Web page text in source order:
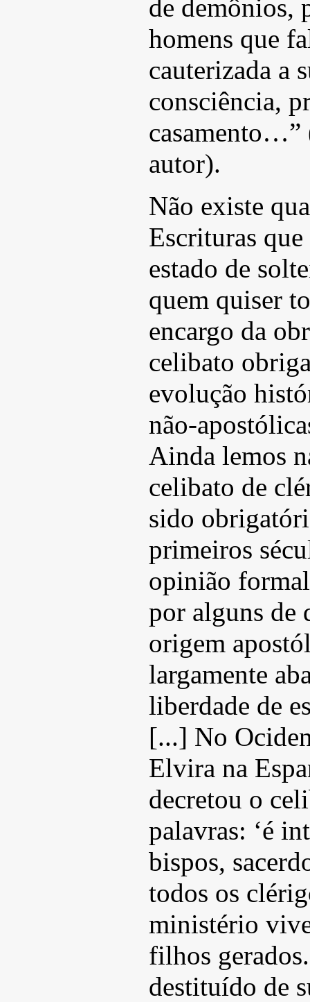
de demônios,
homens que
cauterizada a
consciência,
autor).
Não existe
Escrituras que
estado de
quem quiser
encargo da
celibato
evolução
não-
Ainda lemos
celibato de
sido
primeiros
opinião
por alguns de
origem
largamente
liberdade de
[...] No
Elvira na
decretou o
palavras: ‘é
bispos,
todos os
ministério
filhos
destituído de